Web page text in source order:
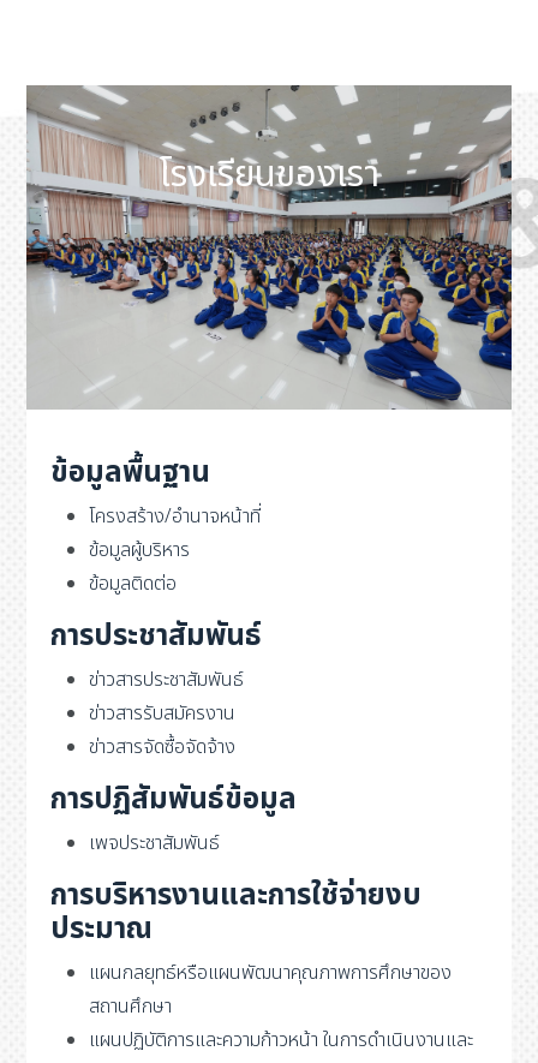
โรงเรียนของเรา
ข้อมูลพื้นฐาน
โครงสร้าง/อำนาจหน้าที่
ข้อมูลผู้บริหาร
ข้อมูลติดต่อ
การประชาสัมพันธ์
ข่าวสารประชาสัมพันธ์
ข่าวสารรับสมัครงาน
ข่าวสารจัดซื้อจัดจ้าง
การปฏิสัมพันธ์ข้อมูล
เพจประชาสัมพันธ์
การบริหารงานและการใช้จ่ายงบ
ประมาณ
แผนกลยุทธ์หรือแผนพัฒนาคุณภาพการศึกษาของ
สถานศึกษา
แผนปฏิบัติการและความก้าวหน้า ในการดำเนินงานและ